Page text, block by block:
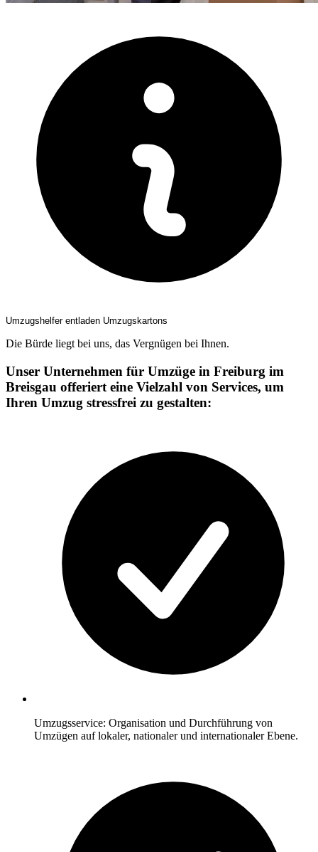
Umzugshelfer entladen Umzugskartons
Die Bürde liegt bei uns, das Vergnügen bei Ihnen.
Unser Unternehmen für Umzüge in Freiburg im
Breisgau offeriert eine Vielzahl von Services, um
Ihren Umzug stressfrei zu gestalten:
Umzugsservice: Organisation und Durchführung von
Umzügen auf lokaler, nationaler und internationaler Ebene.